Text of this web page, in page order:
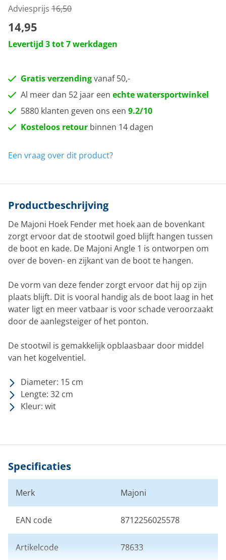
Adviesprijs 16,50
14,95
Levertijd 3 tot 7 werkdagen
Gratis verzendingvanaf 50,-
Al meer dan 52 jaar een echte watersportwinkel
5880 klanten geven ons een 9.2/10
Kosteloos retour binnen 14 dagen
Een vraag over dit product?
Productbeschrijving
De Majoni Hoek Fender met hoek aan de bovenkant
zorgt ervoor dat de stootwil goed blijft hangen tussen
de boot en kade. De Majoni Angle 1 is ontworpen om
over de boven- en zijkant van de boot te hangen.
De vorm van deze fender zorgt ervoor dat hij op zijn
plaats blijft. Dit is vooral handig als de boot laag in het
water ligt en meer vatbaar is voor schade veroorzaakt
door de aanlegsteiger of het ponton.
De stootwil is gemakkelijk opblaasbaar door middel
van het kogelventiel.
Diameter: 15 cm
Lengte: 32 cm
Kleur: wit
Specificaties
Merk Majoni
EAN code 8712256025578
Artikelcode 78633